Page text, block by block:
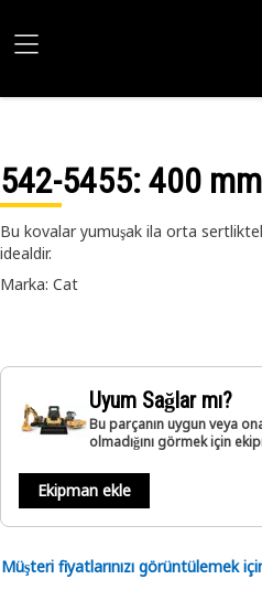
542-5455: 400
Bu kovalar yumuşak ila orta
idealdir.
Marka: Cat
Uyum Sağlar mı?
Bu parçanın uygun veya
olmadığını görmek için
Ekipman ekle
Müşteri fiyatlarınızı görüntülemek